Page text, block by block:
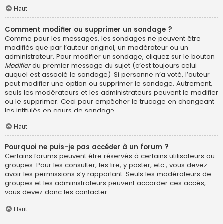
Haut
Comment modifier ou supprimer un sondage ?
Comme pour les messages, les sondages ne peuvent être
modifiés que par l’auteur original, un modérateur ou un
administrateur. Pour modifier un sondage, cliquez sur le bouton
Modifierdu premier message du sujet (c’est toujours celui
auquel est associé le sondage). Si personne n’a voté, l’auteur
peut modifier une option ou supprimer le sondage. Autrement,
seuls les modérateurs et les administrateurs peuvent le modifier
ou le supprimer. Ceci pour empêcher le trucage en changeant
les intitulés en cours de sondage.
Haut
Pourquoi ne puis-je pas accéder à un forum ?
Certains forums peuvent être réservés à certains utilisateurs ou
groupes. Pour les consulter, les lire, y poster, etc., vous devez
avoir les permissions s’y rapportant. Seuls les modérateurs de
groupes et les administrateurs peuvent accorder ces accès,
vous devez donc les contacter.
Haut